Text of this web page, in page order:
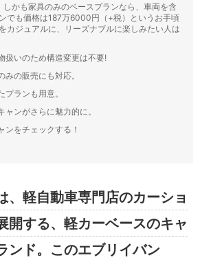
かも家具のみのベースプランなら、車両を含
でも価格は187万6000円（+税）というお手頃
カジュアルに、リーズナブルに楽しみたい人は
扱いのため構造変更は不要!
の販売にも対応。
ランも用意。
ャンがさらに魅力的に。
ンをチェックする！
、軽自動車専門店のカーショ
開する、軽カーベースのキャ
ンド。このエブリイバン